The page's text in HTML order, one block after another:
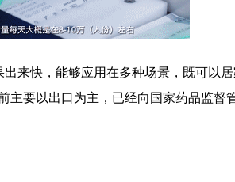
来快，能够应用在多种场景，既可以
主要以出口为主，已经向国家药品监督